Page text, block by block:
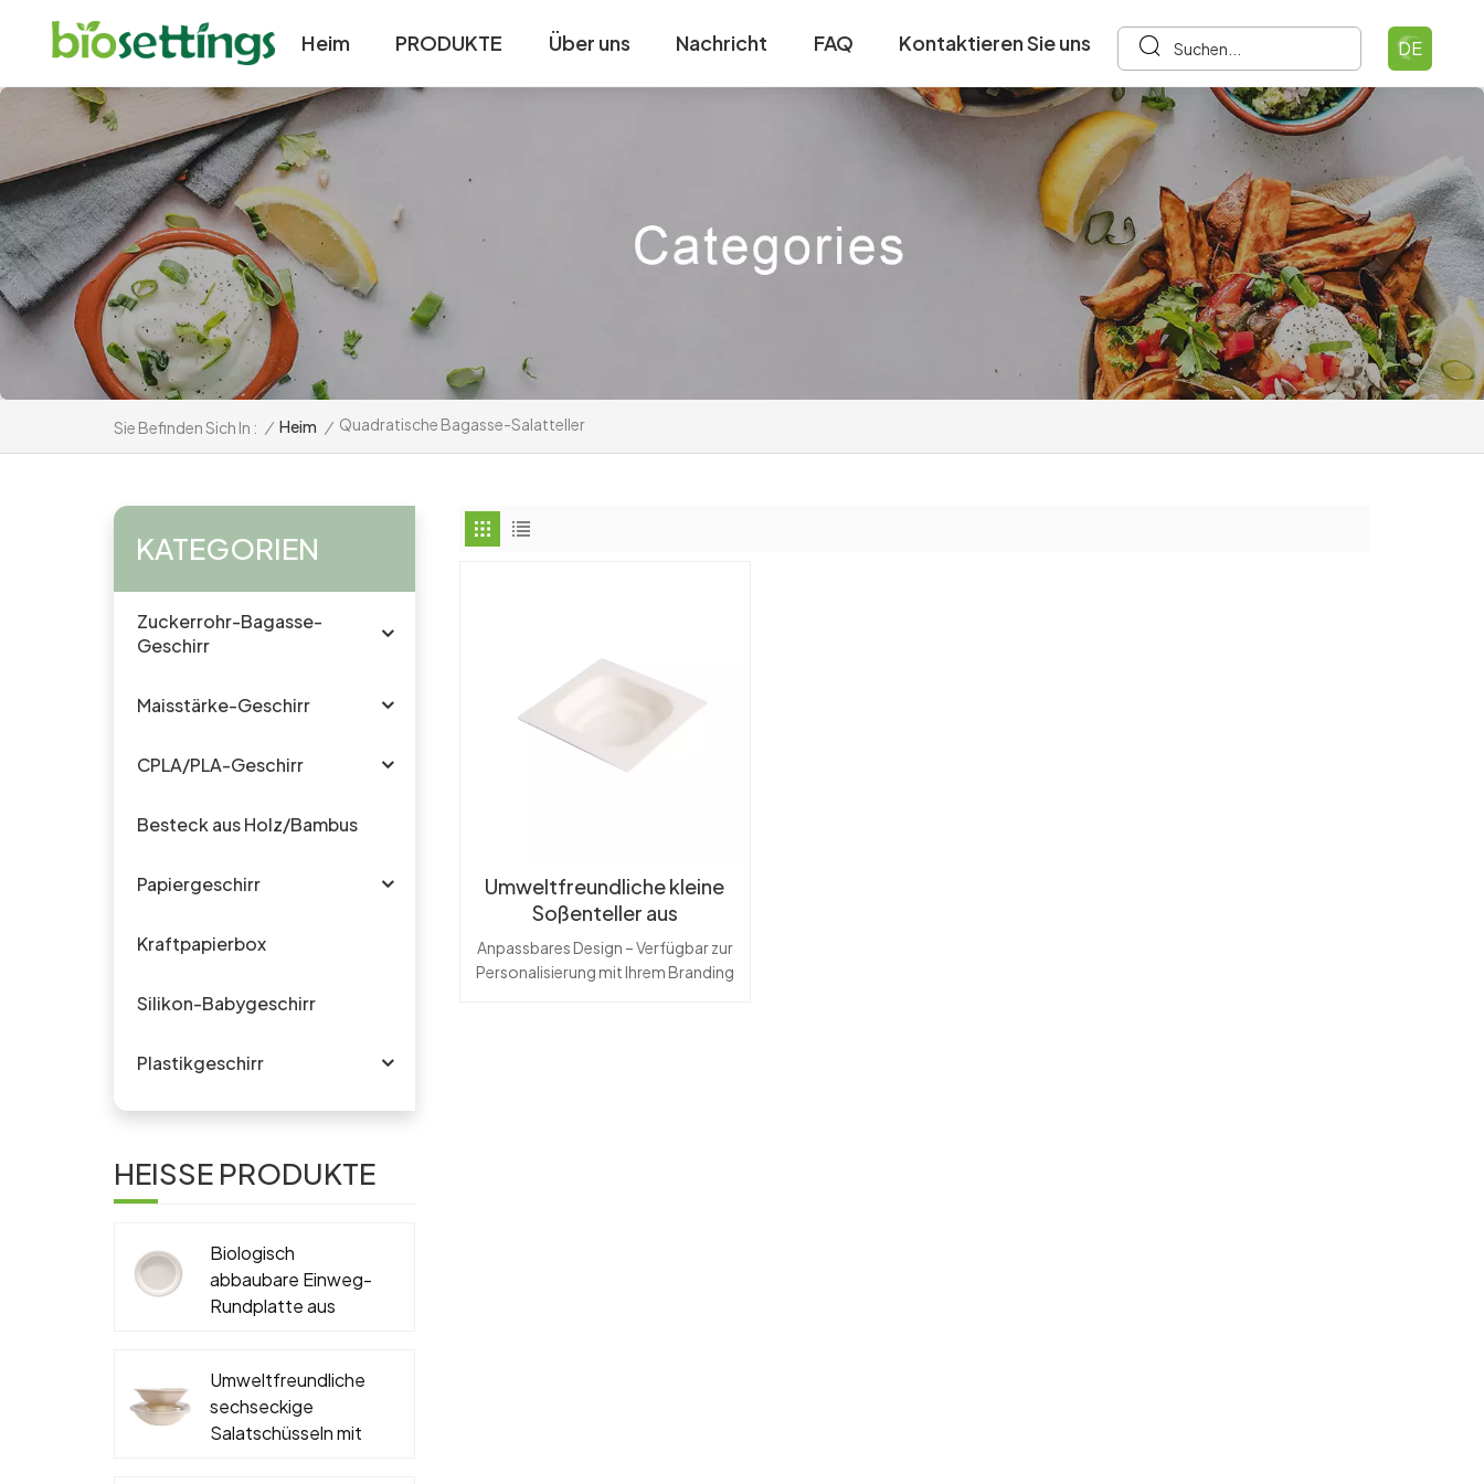
Heim PRODUKTE Über uns Nachricht FAQ Kontaktieren Sie uns DE
Sie Befinden Sich In : / Heim / Quadratische Bagasse-Salatteller
Umweltfreundliche kleine
Soßenteller aus
Zuckerrohr-Bagasse,
anpassbare Dip-Teller und
Anpassbares Design – Verfügbar zur
Personalisierung mit Ihrem Branding
KATEGORIEN
Zuckerrohr-Bagasse-
Geschirr
Maisstärke-Geschirr
CPLA/PLA-Geschirr
Besteck aus Holz/Bambus
Papiergeschirr
Kraftpapierbox
Silikon-Babygeschirr
Plastikgeschirr
HEISSE PRODUKTE
Biologisch
abbaubare Einweg-
Rundplatte aus
6'', 7'', 9'', 10''
Umweltfreundliche
sechseckige
Salatschüsseln mit